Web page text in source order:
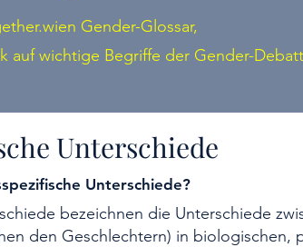
Gender-Glossar,
auf wichtige Begriffe der Gender-
Unterschiede
Unterschiede?
bezeichnen die Unterschiede
den Geschlechtern) in biologischen,